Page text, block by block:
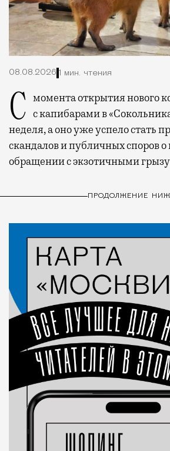
08.08.2026 1 мин. чтения
С момента открытия нового контактного кафе с капибарами в
неделя, а оно уже успело стать
скандалов и публичных споров
обращении с экзотичными
ПРОДОЛЖЕНИЕ